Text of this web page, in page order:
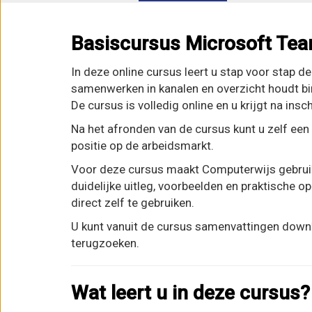
Basiscursus Microsoft
In deze online cursus leert u stap voor stap
samenwerken in kanalen en overzicht houdt
De cursus is volledig online en u krijgt na
Na het afronden van de cursus kunt u zelf
positie op de arbeidsmarkt.
Voor deze cursus maakt Computerwijs
duidelijke uitleg, voorbeelden en praktische
direct zelf te gebruiken.
U kunt vanuit de cursus samenvattingen
terugzoeken.
Wat leert u in deze cursus?